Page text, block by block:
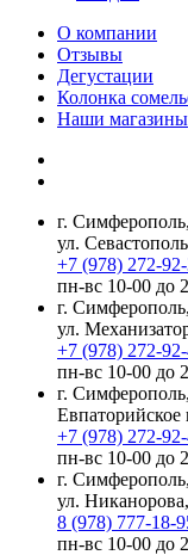
О компании
Отзывы
Дегустации
Колонка
Наши магазины
г.
ул.
+7 (978) 272-
пн-вс 10-00 до
г.
ул.
+7 (978) 272-
пн-вс 10-00 до
г.
Евпаторийское
+7 (978) 272-
пн-вс 10-00 до
г.
ул.
8 (978) 777-18-
пн-вс 10-00 до